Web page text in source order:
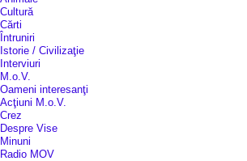
Cultură
Cărti
Întruniri
Istorie / Civilizaţie
Interviuri
M.o.V.
Oameni interesanţi
Acţiuni M.o.V.
Crez
Despre Vise
Minuni
Radio MOV